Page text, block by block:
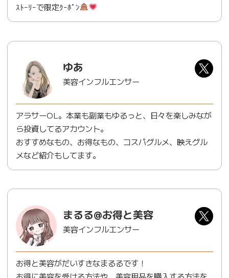
ｽﾄｰﾘｰで限定ｸｰﾎﾟﾝ
ゆあ
美容インフルエンサー
アラサーOL。本業も副業もゆるっと、日々を楽しみなが
ら投資してるアカウント。
おすすめなもの、お得なもの、コスパグルメ、映えグル
メなど紹介もしてます。
まるる@お得と美容
美容インフルエンサー
お得と美容がだいすきなまるるです！